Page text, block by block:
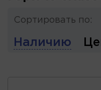
Сортировать по:
Наличию